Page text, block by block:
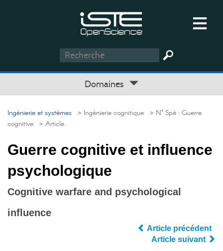
Domaines
Ingénierie et systèmes > Ingénierie cognitique > N° Spé : Guerre
cognitive > Article
Guerre cognitive et influence
psychologique
Cognitive warfare and psychological
influence
Article précédent
Article suivant